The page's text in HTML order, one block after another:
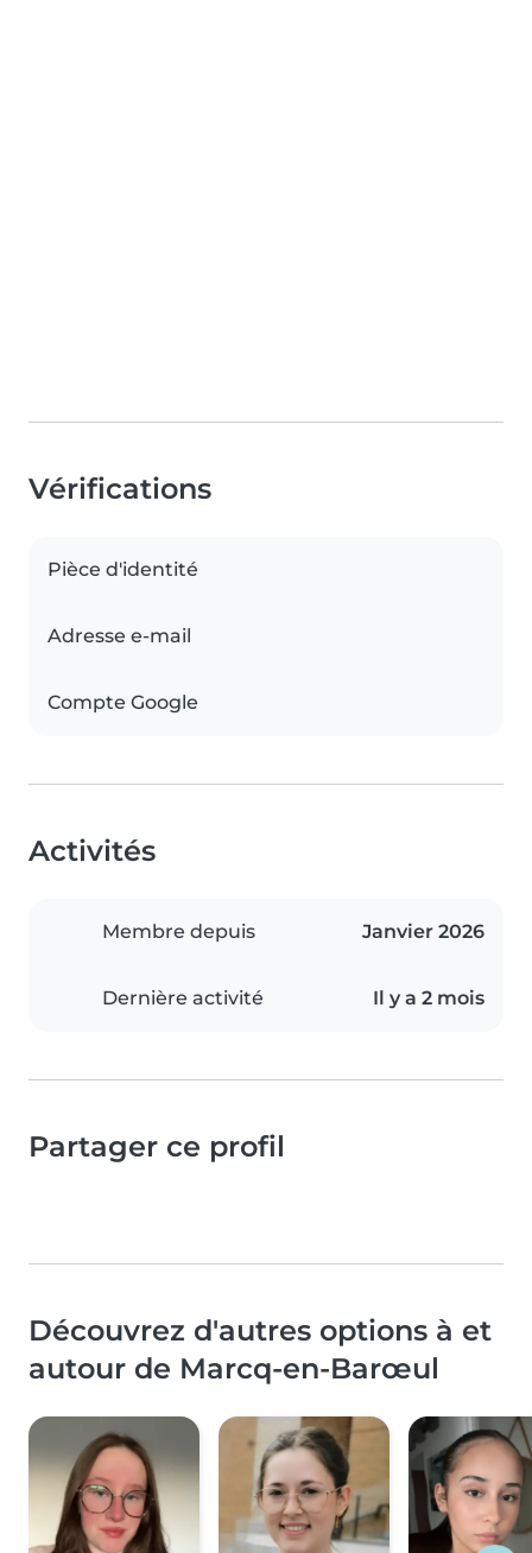
Vérifications
Pièce d'identité
Adresse e-mail
Compte Google
Activités
Membre depuis Janvier 2026
Dernière activité Il y a 2 mois
Partager ce profil
Découvrez d'autres options à et
autour de Marcq-en-Barœul